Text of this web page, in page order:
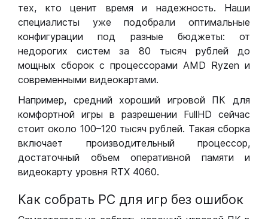
тех, кто ценит время и надежность. Наши
специалисты уже подобрали оптимальные
конфигурации под разные бюджеты: от
недорогих систем за 80 тысяч рублей до
мощных сборок с процессорами AMD Ryzen и
современными видеокартами.
Например, средний хороший игровой ПК для
комфортной игры в разрешении FullHD сейчас
стоит около 100–120 тысяч рублей. Такая сборка
включает производительный процессор,
достаточный объем оперативной памяти и
видеокарту уровня RTX 4060.
Как собрать РС для игр без ошибок